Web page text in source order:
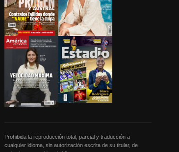
Prohibida la reproducción total, parcial y traducción a
cualquier idioma, sin autorización escrita de su titular, de